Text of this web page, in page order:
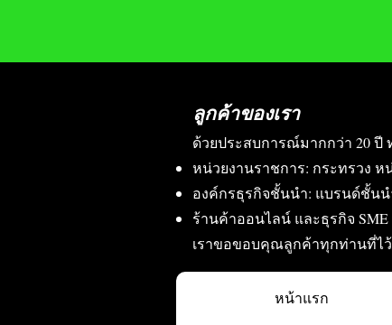
ลูกค้าของเรา
ด้วยประสบการณ์มากกว่า 20 ปี
หน่วยงานราชการ: กระทรวง
องค์กรธุรกิจชั้นนำ: แบรนด์ชั้นน
ร้านค้าออนไลน์ และธุรกิจ
เราขอขอบคุณลูกค้าทุกท่านที่ไ
หน้าแรก